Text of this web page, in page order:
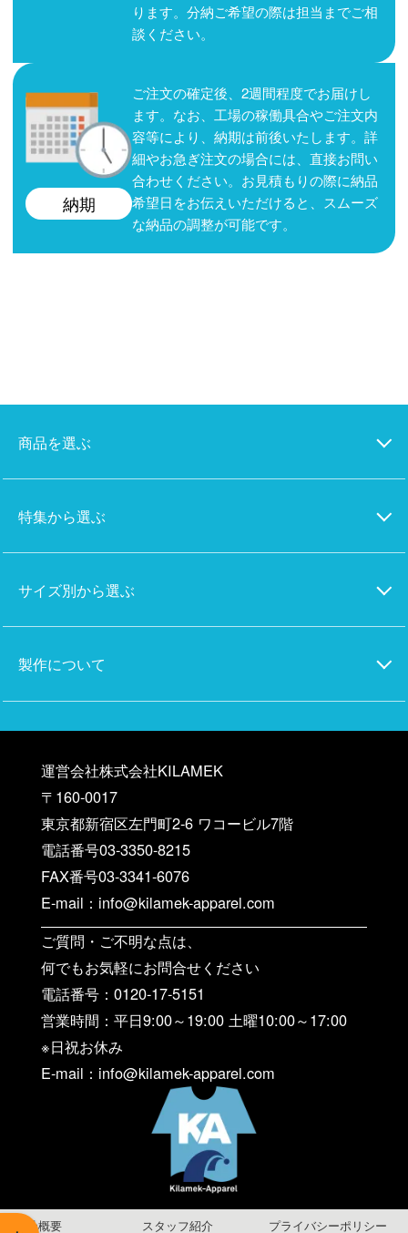
ります。分納ご希望の際は担当までご相
談ください。
納期
ご注文の確定後、2週間程度でお届けし
ます。なお、工場の稼働具合やご注文内
容等により、納期は前後いたします。詳
細やお急ぎ注文の場合には、直接お問い
合わせください。お見積もりの際に納品
希望日をお伝えいただけると、スムーズ
な納品の調整が可能です。
商品を選ぶ
特集から選ぶ
サイズ別から選ぶ
製作について
運営会社株式会社KILAMEK
〒160-0017
東京都新宿区左門町2-6 ワコービル7階
電話番号03-3350-8215
FAX番号03-3341-6076
E-mail：info@kilamek-apparel.com
ご質問・ご不明な点は、
何でもお気軽にお問合せください
電話番号：0120-17-5151
営業時間：平日9:00～19:00 土曜10:00～17:00
※日祝お休み
E-mail：info@kilamek-apparel.com
会社概要 スタッフ紹介 プライバシーポリシー